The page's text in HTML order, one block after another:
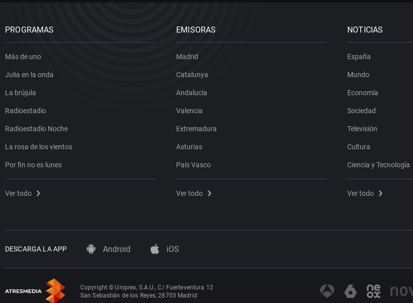
PROGRAMAS
Más de uno
Julia en la onda
La brújula
Radioestadio
Radioestadio Noche
La rosa de los vientos
Por fin no es lunes
Ver todo
EMISORAS
Madrid
Catalunya
Andalucía
Valencia
Extremadura
Asturias
País Vasco
Ver todo
NOTICIAS
España
Mundo
Economía
Sociedad
Televisión
Cultura
Ciencia y Tecnología
Ver todo
DESCARGA LA APP Android iOS
Copyright © Uniprex, S.A.U., C/ Fuerteventura 12
San Sebastián de los Reyes, 28703 Madrid